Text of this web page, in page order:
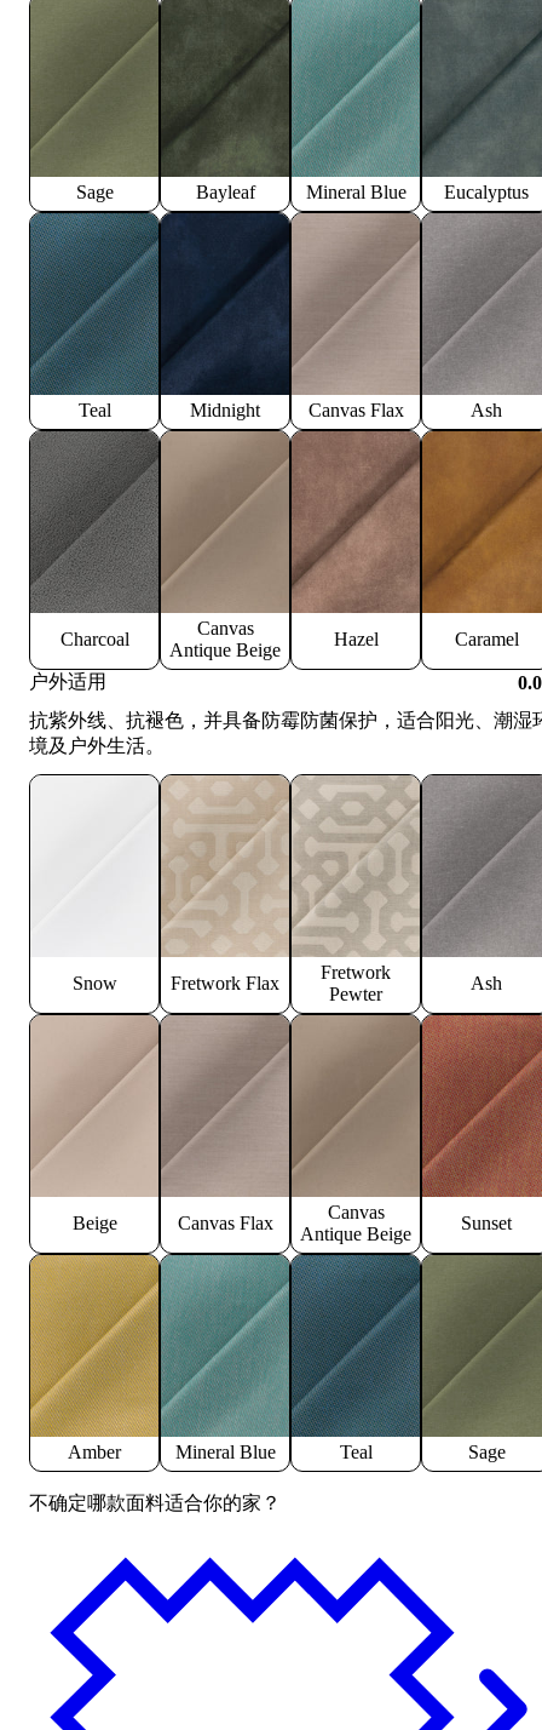
Sage Bayleaf Mineral Blue Eucalyptus
Teal Midnight Canvas Flax Ash
Charcoal
Canvas
Antique Beige
Hazel Caramel
户外适用
抗紫外线、抗褪色，并具备防霉防菌保护，适合阳光、潮湿
境及户外生活。
Snow Fretwork Flax
Fretwork
Pewter
Ash
Beige Canvas Flax
Canvas
Antique Beige
Sunset
Amber Mineral Blue Teal Sage
不确定哪款面料适合你的家？